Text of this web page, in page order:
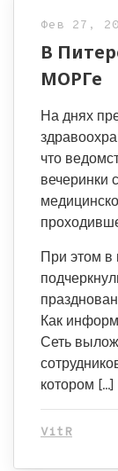
Фев 27,
В
МОРГе
На днях
что
вечеринки
При этом в
Как
Сеть
котором […]
VitR